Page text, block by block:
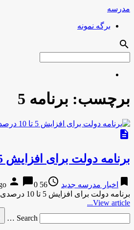
مدرسه
برگه نمونه
search
برچسب: برنامه 5
description
برنامه دولت برای افزایش 5 تا 10 درصدی حقوق
bookmark اخبار مدرسه جدید access_time
56 years ago
person chat_bubble0
برنامه دولت برای افزایش 5 تا 10 درصدی حقوق برنامه دولت برای افزایش 5 تا 10 درصدی حقوق کارمندان دوشنبه …
View article...
Search …